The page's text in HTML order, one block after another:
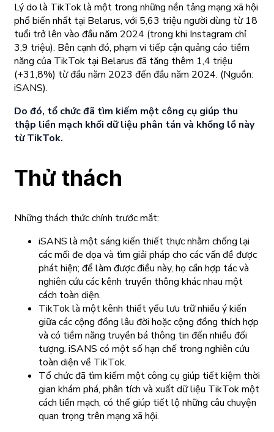
Lý do là TikTok là một trong những nền tảng mạng xã hội
phổ biến nhất tại Belarus, với 5,63 triệu người dùng từ 18
tuổi trở lên vào đầu năm 2024 (trong khi Instagram chỉ
3,9 triệu). Bên cạnh đó, phạm vi tiếp cận quảng cáo tiềm
năng của TikTok tại Belarus đã tăng thêm 1,4 triệu
(+31,8%) từ đầu năm 2023 đến đầu năm 2024. (Nguồn:
iSANS).
Do đó, tổ chức đã tìm kiếm một công cụ giúp thu
thập liền mạch khối dữ liệu phân tán và khổng lồ này
từ TikTok.
Thử thách
Những thách thức chính trước mắt:
iSANS là một sáng kiến thiết thực nhằm chống lại
các mối đe dọa và tìm giải pháp cho các vấn đề được
phát hiện; để làm được điều này, họ cần hợp tác và
nghiên cứu các kênh truyền thông khác nhau một
cách toàn diện.
TikTok là một kênh thiết yếu lưu trữ nhiều ý kiến
giữa các cộng đồng lâu đời hoặc cộng đồng thích hợp
và có tiềm năng truyền bá thông tin đến nhiều đối
tượng. iSANS có một số hạn chế trong nghiên cứu
toàn diện về TikTok.
Tổ chức đã tìm kiếm một công cụ giúp tiết kiệm thời
gian khám phá, phân tích và xuất dữ liệu TikTok một
cách liền mạch, có thể giúp tiết lộ những câu chuyện
quan trọng trên mạng xã hội.